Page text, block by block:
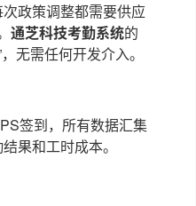
政策调整都需要供应
通芝科技考勤系统的
无需任何开发介入。
签到，所有数据汇集
果和工时成本。